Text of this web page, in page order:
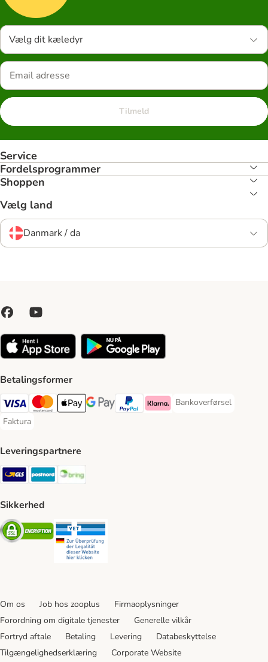
Vælg dit kæledyr
Tilmeld
Service
Fordelsprogrammer
Shoppen
Vælg land
Danmark / da
Betalingsformer
VISA Payment Method
Mastercard Payment Method
Apply pay Payment Method
Google Pay Payment Method
paypal Payment Method
Klarna Payment Method
Bankoverførsel
Bankoverførsel
Faktura
Faktura Payment Method
Leveringspartnere
GLS Shipping Method
Postnord Shipping Method
Sikkerhed
Security
Om os Job hos zooplus
Firmaoplysninger
Forordning om digitale tjenester
Generelle vilkår
Fortryd aftale
Betaling Levering
Databeskyttelse
Tilgængelighedserklæring
Corporate Website